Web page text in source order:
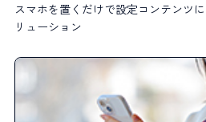
スマホを置くだけで設定コンテンツ
リューション